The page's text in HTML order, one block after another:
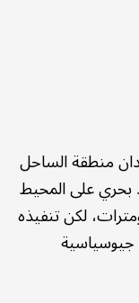
منطقة الساحل
بحري على المحيط
لكن تنفيذه